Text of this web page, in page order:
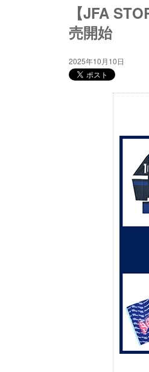
【JFA
売開始
2025年10月10日